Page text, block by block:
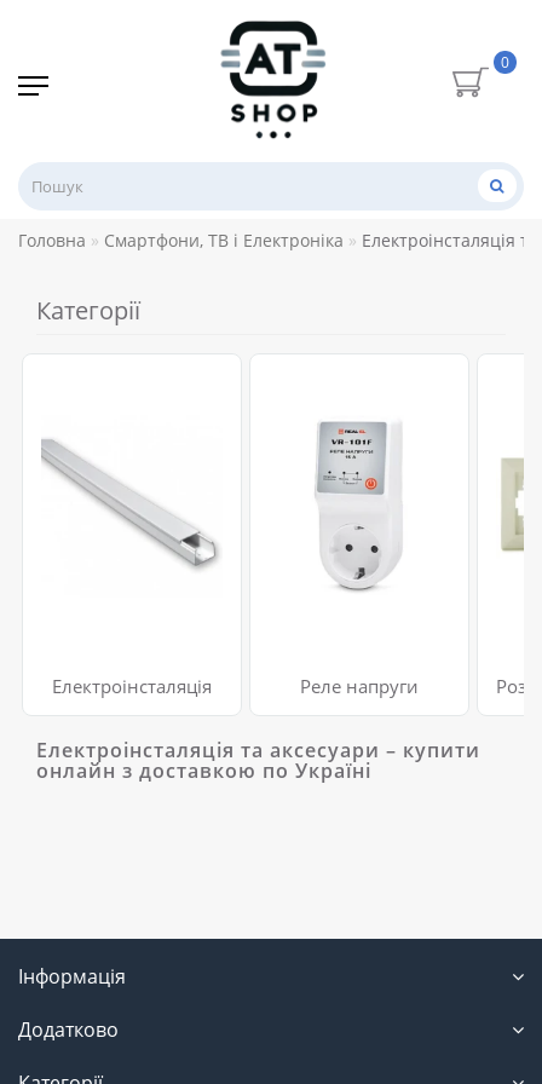
0
Головна Смартфони, ТВ і Електроніка Електроінсталяція
Категорії
Електроінсталяція Реле напруги
Електроінсталяція та аксесуари – купити
онлайн з доставкою по Україні
Інформація
Додатково